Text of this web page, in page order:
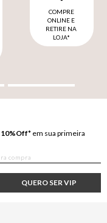
COMPRE
ONLINE E
RETIRE NA
LOJA*
10%Off* em sua primeira
QUERO SER VIP